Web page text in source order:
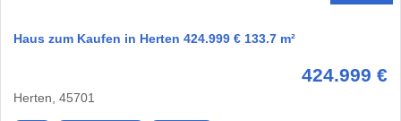
Haus zum Kaufen in Herten 424.999 € 133.7 m²
424.999 €
Herten, 45701